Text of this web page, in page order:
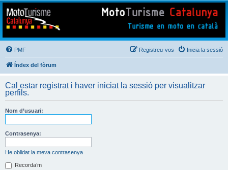
Mototurisme
Turisme en moto en català
PMF Inicia la sessió
Registreu-vos
Índex del fòrum
Cal estar registrat i haver iniciat la sessió per visualitzar
perfils.
Nom d’usuari:
Contrasenya:
He oblidat la meva contrasenya
Recorda’m